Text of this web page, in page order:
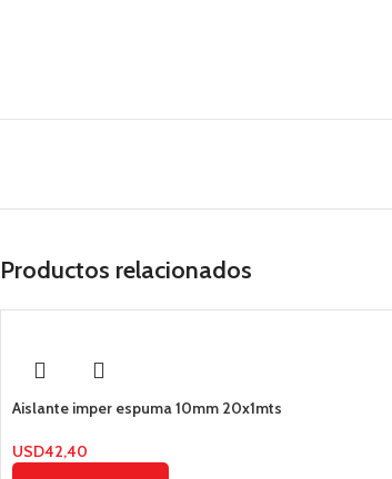
Productos relacionados
Aislante imper espuma 10mm 20x1mts
USD42,40